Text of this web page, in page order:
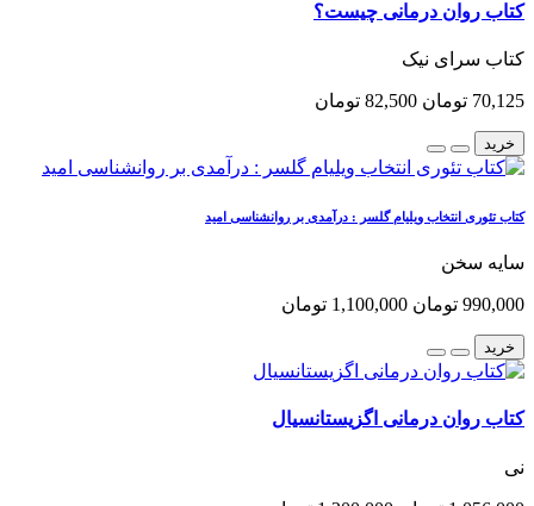
کتاب روان درمانی چیست؟
کتاب سرای نیک
70,125 تومان 82,500 تومان
خرید
کتاب تئوری انتخاب ویلیام گلسر : درآمدی بر روانشناسی امید
سایه سخن
990,000 تومان 1,100,000 تومان
خرید
کتاب روان درمانی اگزیستانسیال
نی